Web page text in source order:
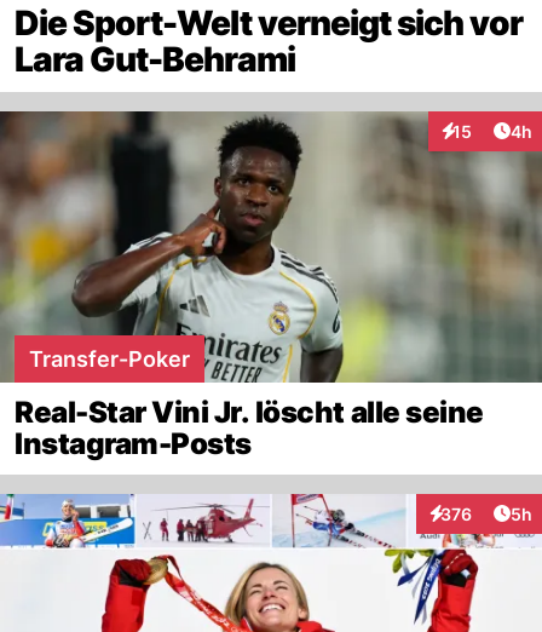
Die Sport-Welt verneigt sich vor
Lara Gut-Behrami
15
Interaktionen
4h
Transfer-Poker
Real-Star Vini Jr. löscht alle seine
Instagram-Posts
376
Interaktionen
5h